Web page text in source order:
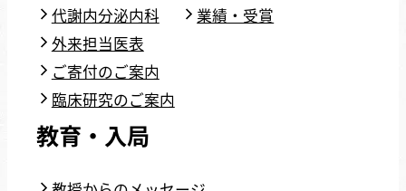
代謝内分泌内科
外来担当医表
ご寄付のご案内
臨床研究のご案内
業績・受賞
教育・入局